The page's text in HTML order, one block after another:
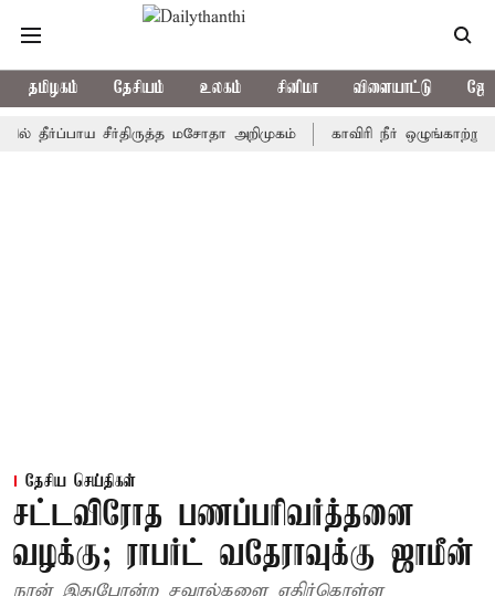
தமிழகம் தேசியம் உலகம் சினிமா விளையாட்டு
சீர்திருத்த மசோதா அறிமுகம் காவிரி நீர் ஒழுங்காற்று குழு
தேசிய செய்திகள்
சட்டவிரோத பணப்பரிவர்த்தனை
வழக்கு; ராபர்ட் வதேராவுக்கு ஜாமீன்
நான் இதுபோன்ற சவால்களை எதிர்கொள்ள